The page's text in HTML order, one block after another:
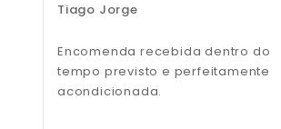
Tiago Jorge
Encomenda recebida dentro do
tempo previsto e perfeitamente
acondicionada.